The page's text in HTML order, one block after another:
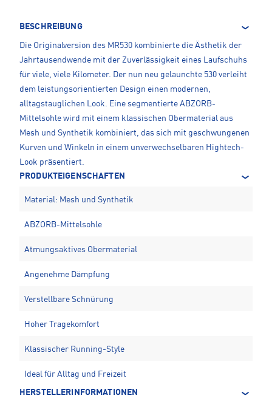
BESCHREIBUNG
Die Originalversion des MR530 kombinierte die Ästhetik der
Jahrtausendwende mit der Zuverlässigkeit eines Laufschuhs
für viele, viele Kilometer. Der nun neu gelaunchte 530 verleiht
dem leistungsorientierten Design einen modernen,
alltagstauglichen Look. Eine segmentierte ABZORB-
Mittelsohle wird mit einem klassischen Obermaterial aus
Mesh und Synthetik kombiniert, das sich mit geschwungenen
Kurven und Winkeln in einem unverwechselbaren Hightech-
Look präsentiert.
PRODUKTEIGENSCHAFTEN
Material: Mesh und Synthetik
ABZORB-Mittelsohle
Atmungsaktives Obermaterial
Angenehme Dämpfung
Verstellbare Schnürung
Hoher Tragekomfort
Klassischer Running-Style
Ideal für Alltag und Freizeit
HERSTELLERINFORMATIONEN